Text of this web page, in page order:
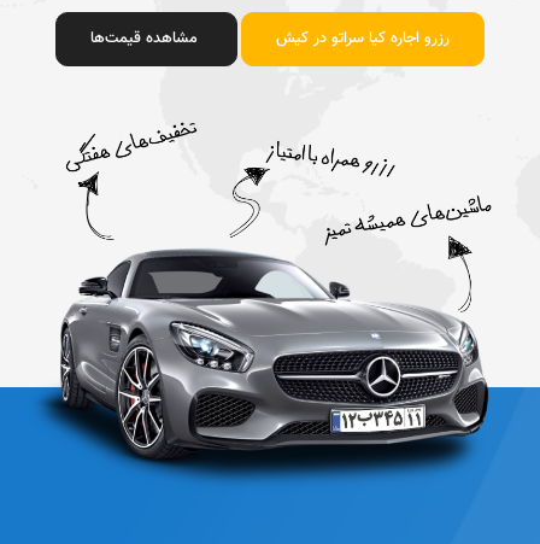
رزرو اجاره کیا سراتو در کیش مشاهده قیمت‌ها